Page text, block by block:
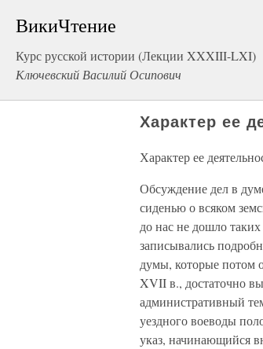
ВикиЧтение
Курс русской истории (Лекции XXXIII-LXI)
Ключевский Василий Осипович
Характер ее
Характер ее
Обсуждение дел в
сиденью о всяком
до нас не дошло
записывались
думы, которые потом
XVII в., достаточно
административный
уездного воеводы
указ, начинающийся